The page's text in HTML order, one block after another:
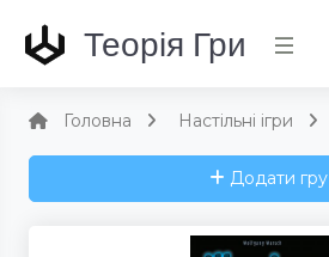
Теорія Гри
Головна Настільні ігри
Додати гру